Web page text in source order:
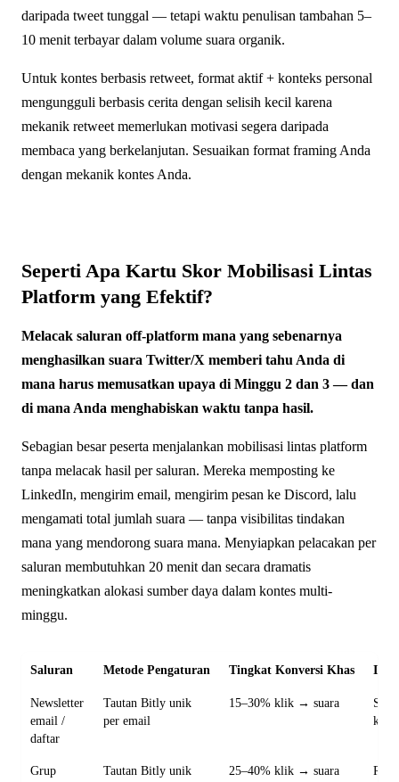
daripada tweet tunggal — tetapi waktu penulisan tambahan 5–
10 menit terbayar dalam volume suara organik.
Untuk kontes berbasis retweet, format aktif + konteks personal
mengungguli berbasis cerita dengan selisih kecil karena
mekanik retweet memerlukan motivasi segera daripada
membaca yang berkelanjutan. Sesuaikan format framing Anda
dengan mekanik kontes Anda.
Seperti Apa Kartu Skor Mobilisasi Lintas
Platform yang Efektif?
Melacak saluran off-platform mana yang sebenarnya
menghasilkan suara Twitter/X memberi tahu Anda di
mana harus memusatkan upaya di Minggu 2 dan 3 — dan
di mana Anda menghabiskan waktu tanpa hasil.
Sebagian besar peserta menjalankan mobilisasi lintas platform
tanpa melacak hasil per saluran. Mereka memposting ke
LinkedIn, mengirim email, mengirim pesan ke Discord, lalu
mengamati total jumlah suara — tanpa visibilitas tindakan
mana yang mendorong suara mana. Menyiapkan pelacakan per
saluran membutuhkan 20 menit dan secara dramatis
meningkatkan alokasi sumber daya dalam kontes multi-
minggu.
Saluran Metode Pengaturan Tingkat Konversi Khas
Newsletter
email /
daftar
Tautan Bitly unik
per email
15–30% klik → suara
Grup
Tautan Bitly unik
25–40% klik → suara